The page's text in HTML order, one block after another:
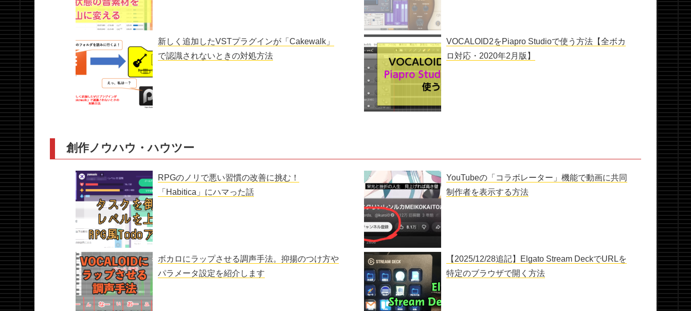
新しく追加したVSTプラグインが「Cakewalk」
で認識されないときの対処方法
VOCALOID2をPiapro Studioで使う方法【全ボカ
ロ対応・2020年2月版】
創作ノウハウ・ハウツー
RPGのノリで悪い習慣の改善に挑む！
「Habitica」にハマった話
YouTubeの「コラボレーター」機能で動画に共同
制作者を表示する方法
ボカロにラップさせる調声手法。抑揚のつけ方や
パラメータ設定を紹介します
【2025/12/28追記】Elgato Stream DeckでURLを
特定のブラウザで開く方法